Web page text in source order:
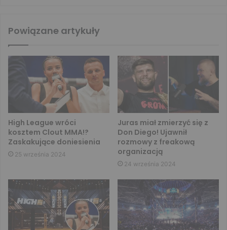
Powiązane artykuły
High League wróci
kosztem Clout MMA!?
Zaskakujące doniesienia
25 września 2024
Juras miał zmierzyć się z
Don Diego! Ujawnił
rozmowy z freakową
organizacją
24 września 2024